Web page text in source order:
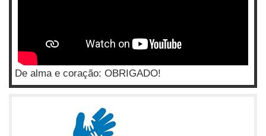
De alma e coração: OBRIGADO!